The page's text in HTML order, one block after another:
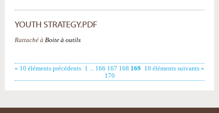
YOUTH STRATEGY.PDF
Rattaché à Boite à outils
« 10 éléments précédents 10 éléments suivants »
1 ... 166 167 168 169
170